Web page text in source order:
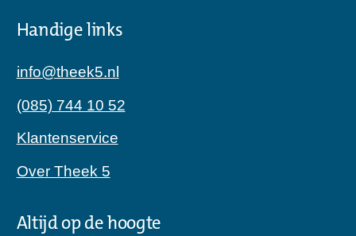
Handige links
info@theek5.nl
(085) 744 10 52
Klantenservice
Over Theek 5
Altijd op de hoogte